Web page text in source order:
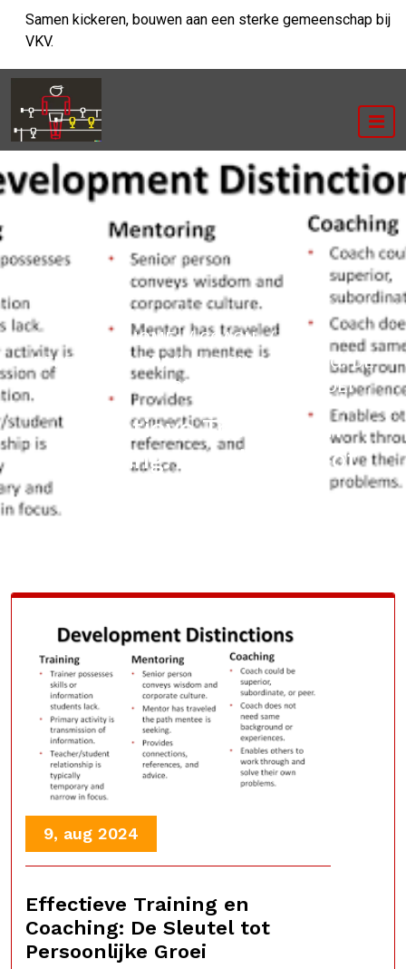
naar
inhoud
Samen kickeren, bouwen aan een sterke gemeenschap bij
VKV.
HOME/COACH/
EFFECTIEVE TRAINING EN COACHING: DE
SLEUTEL TOT PERSOONLIJKE GROEI
Effectieve Training en
Coaching: De Sleutel tot
9, aug 2024
Effectieve Training en
Coaching: De Sleutel tot
Persoonlijke Groei